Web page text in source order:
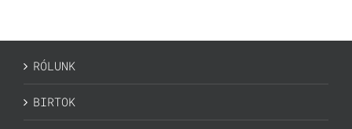
RÓLUNK
BIRTOK